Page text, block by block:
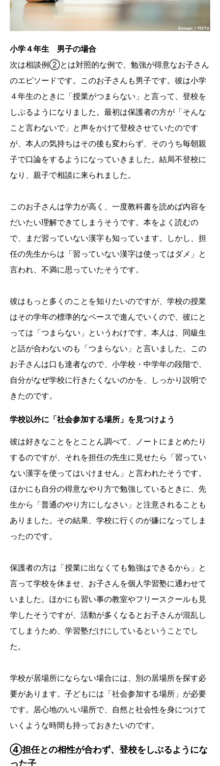
小学４年生 男子の場合
次は相談例②とは対照的な例で、勉強が得意なお子さん
のエピソードです。このお子さんも男子です。彼は小学
４年生のときに「授業がつまらない」と言って、登校を
しぶるようになりました。最初は保護者の方が「そんな
こと言わないで」と声をかけて登校させていたのです
が、本人の気持ちはその後も変わらず、そのうち毎朝親
子で口論をするようになっていきました。結局不登校に
なり、親子で相談に来られました。
このお子さんは学力が高く、一度教科書を読めば内容を
だいたい理解できてしまうそうです。本をよく読むの
で、まだ習っていない漢字も知っています。しかし、担
任の先生からは「習っていない漢字は使ってはダメ」と
言われ、不満に思っていたそうです。
彼はもっと多くのことを知りたいのですが、学校の授業
はその学年の標準的なペースで進んでいくので、彼にと
っては「つまらない」というわけです。本人は、同級生
と話が合わないのも「つまらない」と言いました。この
お子さんは口も達者なので、小学校・中学年の段階で、
自分がなぜ学校に行きたくないのかを、しっかり説明で
きたのです。
学校以外に「社会参加する場所」を見つけよう
彼は好きなことをとことん調べて、ノートにまとめたり
するのですが、それを担任の先生に見せたら「習ってい
ない漢字を使ってはいけません」と言われたそうです。
ほかにも自分の得意なやり方で勉強しているときに、先
生から「普通のやり方にしなさい」と注意されることも
ありました。その結果、学校に行くのが嫌になってしま
ったのです。
保護者の方は「授業に出なくても勉強はできるから」と
言って学校を休ませ、お子さんを個人学習塾に通わせて
いました。ほかにも習い事の教室やフリースクールも見
学したそうですが、活動が多くなるとお子さんが混乱し
てしまうため、学習塾だけにしているということでし
た。
学校が居場所にならない場合には、別の居場所を探す必
要があります。子どもには「社会参加する場所」が必要
です。居心地のいい場所で、自然と社会性を身につけて
いくような時間も持っておきたいのです。
④担任との相性が合わず、登校をしぶるようにな
った子